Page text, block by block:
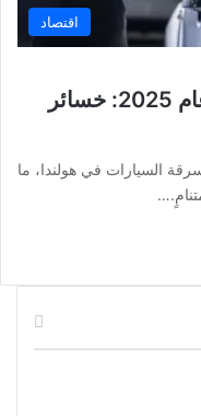
اقتصاد
تصاعد سرقات السيارات في عام 2025: خسائر
سرقة السيارات في هولندا، ما